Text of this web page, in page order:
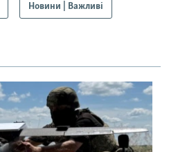
Новини | Важливі